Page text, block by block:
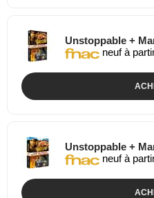
Unstoppable +
neuf à
Unstoppable +
neuf à